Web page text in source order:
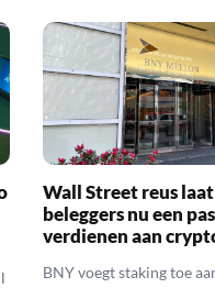
Wall Street reus
beleggers nu een
verdienen aan
BNY voegt staking toe